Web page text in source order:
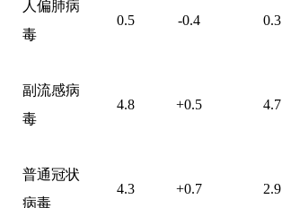
人偏肺病
毒
0.5 -0.4 0.3
副流感病
毒
4.8 +0.5 4.7
普通冠状
病毒
4.3 +0.7 2.9